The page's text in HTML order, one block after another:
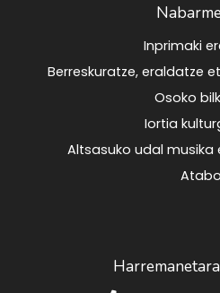
Inprimaki
Berreskuratze, eraldatze
Osoko
Iortia
Altsasuko udal
Atabo